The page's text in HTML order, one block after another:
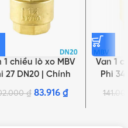
1 chiều lò xo MBV
27 DN20 | Chính
hãng Minh Hòa
₫ 83.916 ₫
Van 1
Phi